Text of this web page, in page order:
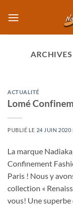
ACTUALITÉ
Lomé
PUBLIÉ LE 24 JUIN 2020
La marque
Confinement
Paris ! Nous y
collection «
vous! Une superbe